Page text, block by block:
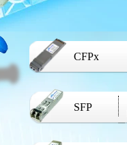
CFPx
SFP